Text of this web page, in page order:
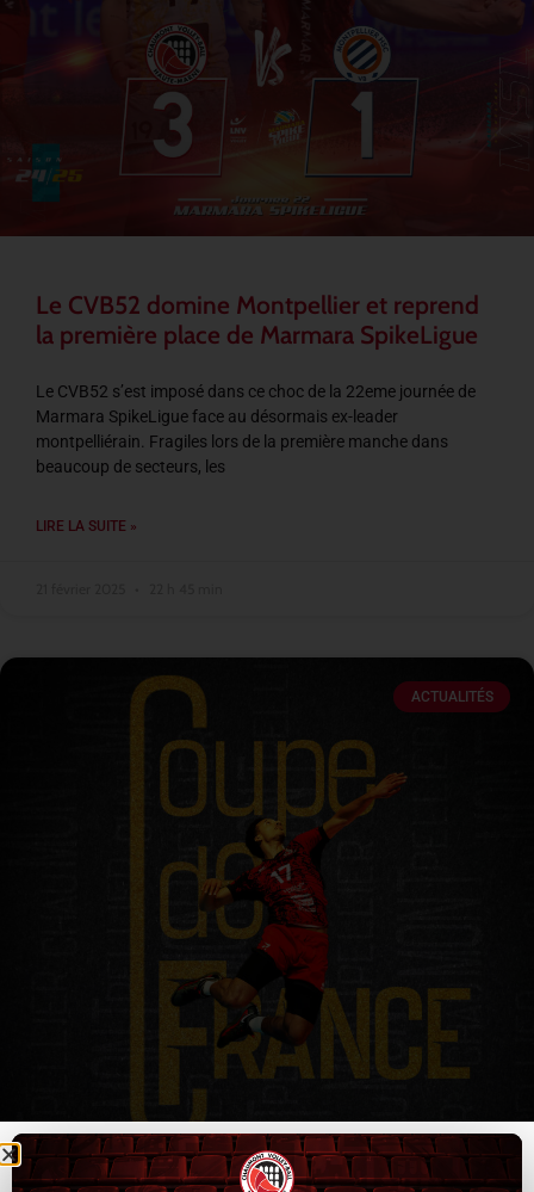
Le CVB52 domine Montpellier et reprend
la première place de Marmara SpikeLigue
Le CVB52 s’est imposé dans ce choc de la 22eme journée de
Marmara SpikeLigue face au désormais ex-leader
montpelliérain. Fragiles lors de la première manche dans
beaucoup de secteurs, les
LIRE LA SUITE »
ACTUALITÉS